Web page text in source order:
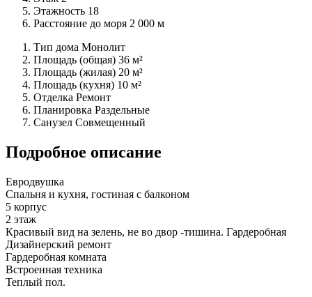
Этажность 18
Расстояние до моря 2 000 м
Тип дома Монолит
Площадь (общая) 36 м²
Площадь (жилая) 20 м²
Площадь (кухня) 10 м²
Отделка Ремонт
Планировка Раздельные
Санузел Совмещенный
Подробное описание
Евродвушка
Спальня и кухня, гостиная с балконом
5 корпус
2 этаж
Красивый вид на зелень, не во двор -тишина. Гардеробная
Дизайнерский ремонт
Гардеробная комната
Встроенная техника
Теплый пол.